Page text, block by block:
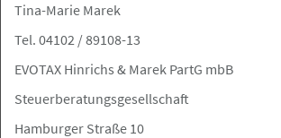
Schulpraktikum 31.8.-18.8.2026
Hamburg und Umgebung
Tina-Marie Marek
Tel. 04102 / 89108-13
EVOTAX Hinrichs & Marek PartG mbB
Steuerberatungsgesellschaft
Hamburger Straße 10